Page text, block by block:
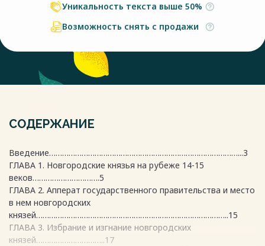
Уникальность текста выше 50%
Возможность снять с продажи
СОДЕРЖАНИЕ
Введение……………………………………………………………………………...3
ГЛАВА 1. Новгородские князья на рубеже 14-15
веков………………………….5
ГЛАВА 2. Апперат государственного правительства и место
в нем новгородских
князей……………………………………………………………………………..15
ГЛАВА 3. Избрание и изгнание новгородских
князей…………………………..17